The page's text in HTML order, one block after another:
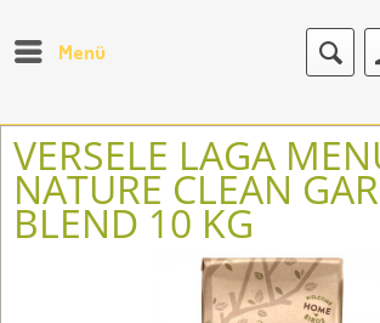
Menü
VERSELE LAGA
NATURE CLEAN
BLEND 10 KG